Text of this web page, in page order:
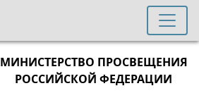
МИНИСТЕРСТВО ПРОСВЕЩЕНИЯ
РОССИЙСКОЙ ФЕДЕРАЦИИ